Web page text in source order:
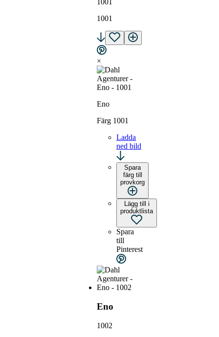
1001
1001
×
Eno
Färg 1001
Ladda
ned bild
Spara
färg till
provkorg
Lägg till i
produktlista
Spara
till
Pinterest
Eno
1002